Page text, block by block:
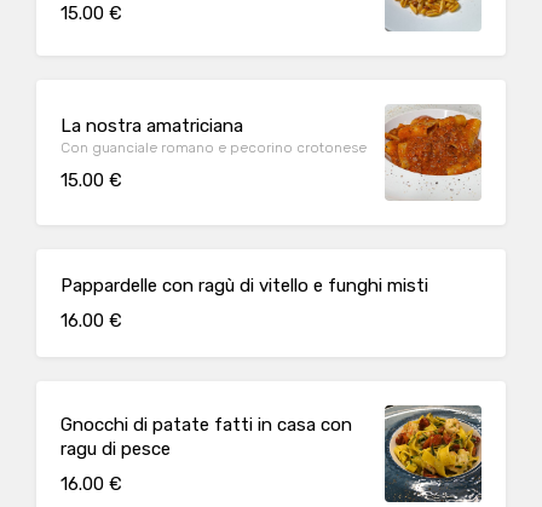
15.00 €
La nostra amatriciana
Con guanciale romano e pecorino crotonese
15.00 €
Pappardelle con ragù di vitello e funghi misti
16.00 €
Gnocchi di patate fatti in casa con
ragu di pesce
16.00 €